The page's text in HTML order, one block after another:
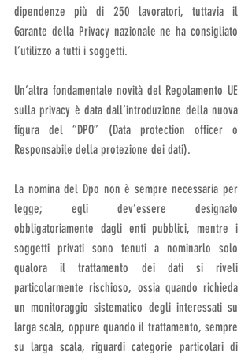
dipendenze più di 250 lavoratori, tuttavia il
Garante della Privacy nazionale ne ha consigliato
l’utilizzo a tutti i soggetti.
Un’altra fondamentale novità del Regolamento UE
sulla privacy è data dall’introduzione della nuova
figura del “DPO” (Data protection officer o
Responsabile della protezione dei dati).
La nomina del Dpo non è sempre necessaria per
legge; egli dev’essere designato
obbligatoriamente dagli enti pubblici, mentre i
soggetti privati sono tenuti a nominarlo solo
qualora il trattamento dei dati si riveli
particolarmente rischioso, ossia quando richieda
un monitoraggio sistematico degli interessati su
larga scala, oppure quando il trattamento, sempre
su larga scala, riguardi categorie particolari di